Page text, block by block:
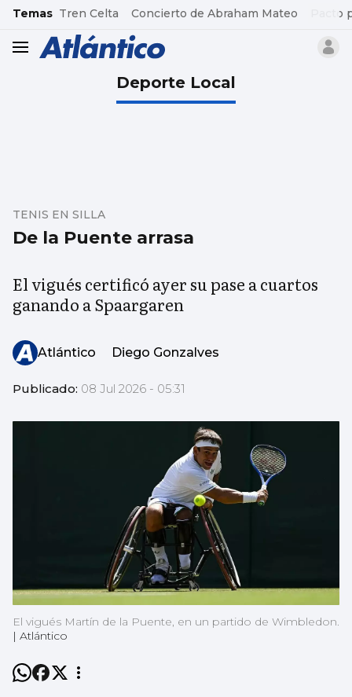
common.go-to-content
Temas Tren Celta Concierto de Abraham Mateo Pacto
header.menu.open
Deporte Local
De la Puente arrasa
TENIS EN SILLA
El vigués certificó ayer su pase a cuartos
ganando a Spaargaren
Atlántico Diego Gonzalves
Publicado: 08 Jul 2026 - 05:31
El vigués Martín de la Puente, en un partido de Wimbledon.
| Atlántico